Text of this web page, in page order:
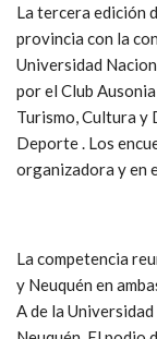
La tercera edición
provincia con la
Universidad
por el Club
Turismo, Cultura y
Deporte . Los
organizadora y en
La competencia
y Neuquén en
A de la